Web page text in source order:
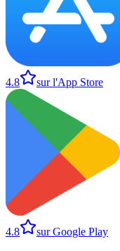
4.8 sur l'App Store
4.8 sur Google Play